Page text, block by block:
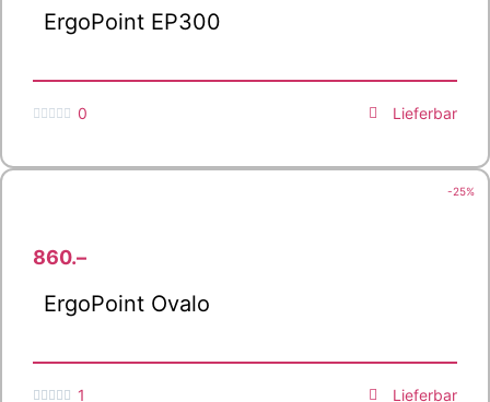
ErgoPoint EP300
0
 Lieferbar
-25%
860.–
ErgoPoint Ovalo
1
 Lieferbar